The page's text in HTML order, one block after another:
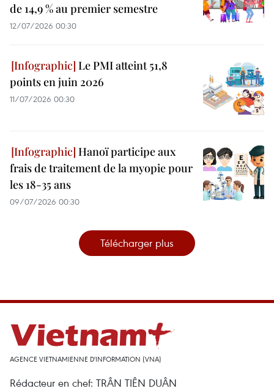
de 14,9 % au premier semestre
12/07/2026 00:30
Le PMI atteint 51,8
points en juin 2026
11/07/2026 00:30
Hanoï participe aux
frais de traitement de la myopie pour
les 18-35 ans
09/07/2026 00:30
Télécharger plus
AGENCE VIETNAMIENNE D'INFORMATION (VNA)
Rédacteur en chef: TRÂN TIÊN DUÂN